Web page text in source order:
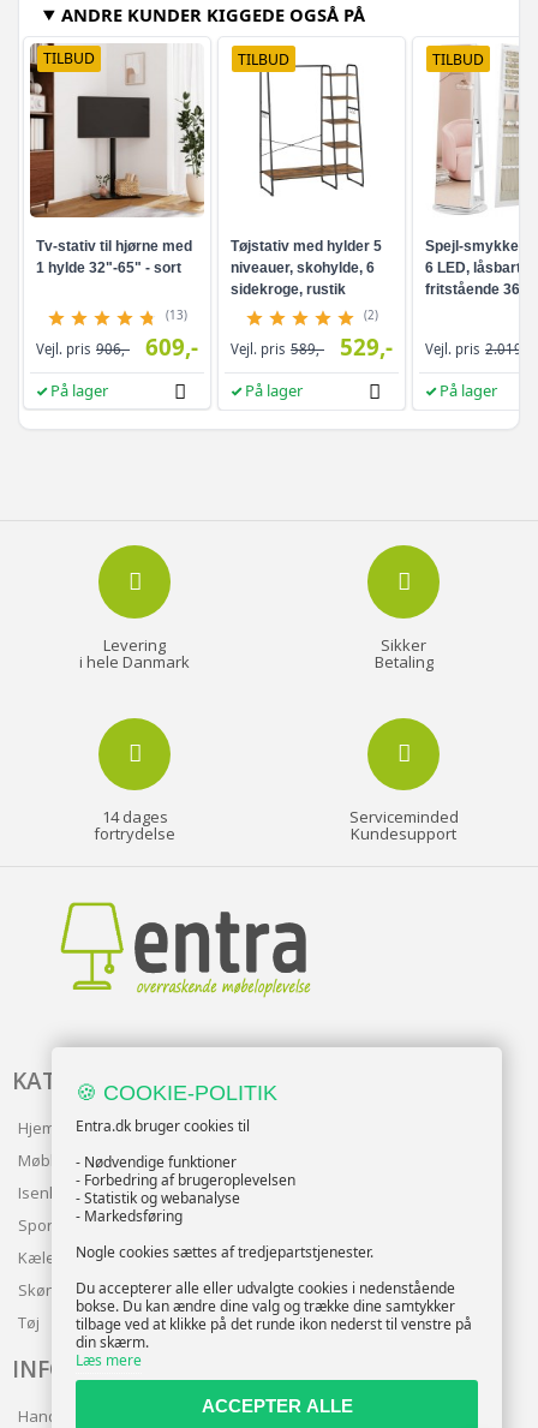
ANDRE KUNDER KIGGEDE OGSÅ PÅ
TILBUD
Tv-stativ til hjørne med
1 hylde 32"-65" - sort
(13)
Vejl. pris 906,- 609,-
På lager
TILBUD
Tøjstativ med hylder 5
niveauer, skohylde, 6
sidekroge, rustik
brun/sort
(2)
Vejl. pris 589,- 529,-
På lager
TILBUD
Spejl-
6 LED, låsbart -
fritstående 360°
helkropsspejl, 3
hvid/greige
Vejl. pris 2.019,-
På lager
Levering
i hele Danmark
Sikker
Betaling
14 dages
fortrydelse
Serviceminded
Kundesupport
KATALOG
Hjem & Have
Møbler
Isenkram
Sport
Kæledyr
Skønhed
Tøj
INFO
Handelsbetingelser
🍪 COOKIE-POLITIK
Entra.dk bruger cookies til
- Nødvendige funktioner
- Forbedring af brugeroplevelsen
- Statistik og webanalyse
- Markedsføring
Nogle cookies sættes af tredjepartstjenester.
Du accepterer alle eller udvalgte cookies i nedenstående
bokse. Du kan ændre dine valg og trække dine samtykker
tilbage ved at klikke på det runde ikon nederst til venstre på
din skærm.
Læs mere
ACCEPTER ALLE